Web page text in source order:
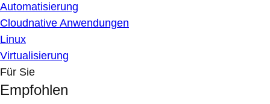
Automatisierung
Cloudnative Anwendungen
Linux
Virtualisierung
Für Sie
Empfohlen